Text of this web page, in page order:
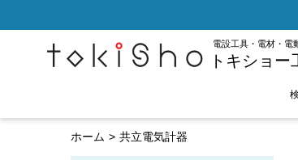
電設工具・電材・電
トキショー
ホーム 共立電気計器